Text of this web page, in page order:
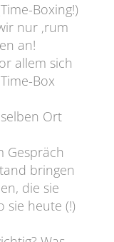
Boxing!)
nur ‚rum
an!
allem sich
Box
Ort
Gespräch
bringen
die sie
sie heute (!)